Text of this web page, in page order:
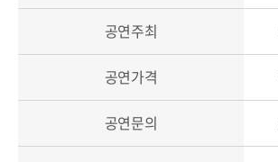
공연주최
공연가격
공연문의